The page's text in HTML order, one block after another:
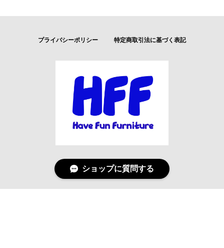
プライバシーポリシー 特定商取引法に基づく表記
ショップに質問する